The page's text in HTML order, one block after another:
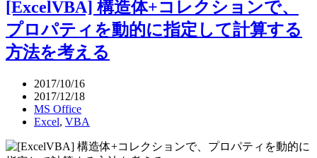
[ExcelVBA] 構造体+コレクションで、
プロパティを動的に指定して計算する
方法を考える
2017/10/16
2017/12/18
MS Office
Excel, VBA